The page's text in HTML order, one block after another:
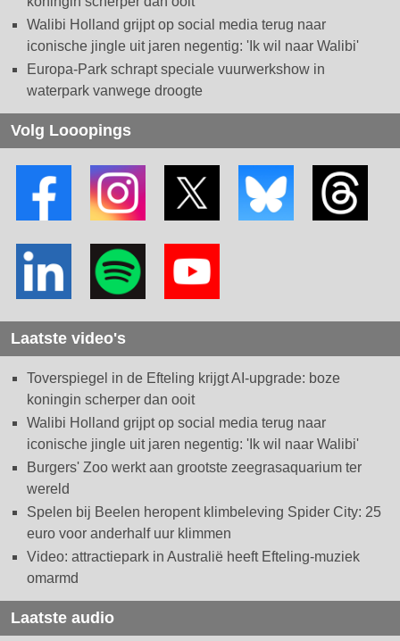
Walibi Holland grijpt op social media terug naar
iconische jingle uit jaren negentig: 'Ik wil naar Walibi'
Europa-Park schrapt speciale vuurwerkshow in
waterpark vanwege droogte
Volg Looopings
Laatste video's
Toverspiegel in de Efteling krijgt AI-upgrade: boze
koningin scherper dan ooit
Walibi Holland grijpt op social media terug naar
iconische jingle uit jaren negentig: 'Ik wil naar Walibi'
Burgers' Zoo werkt aan grootste zeegrasaquarium ter
wereld
Spelen bij Beelen heropent klimbeleving Spider City: 25
euro voor anderhalf uur klimmen
Video: attractiepark in Australië heeft Efteling-muziek
omarmd
Laatste audio